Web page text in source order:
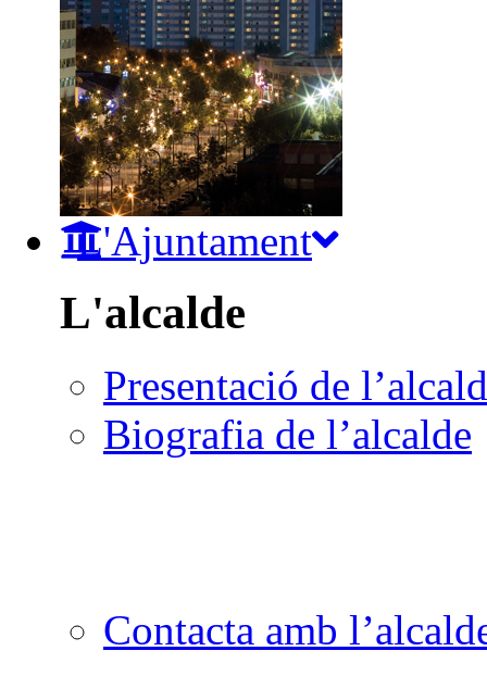
L'Ajuntament
L'alcalde
Presentació de
Biografia de l’alcalde
Contacta amb